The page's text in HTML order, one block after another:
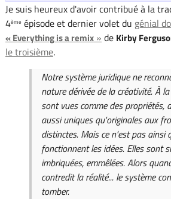
Je suis heureux d'avoir contribué à la
4èmeépisode et dernier volet du génial
« Everything is a remix» de Kirby
le troisième.
Notre système juridique ne
nature dérivée de la créativité. À
sont vues comme des propriétés,
aussi uniques qu'originales aux
distinctes. Mais ce n'est pas ainsi
fonctionnent les idées. Elles sont
imbriquées, emmêlées. Alors
contredit la réalité... le système
tomber.